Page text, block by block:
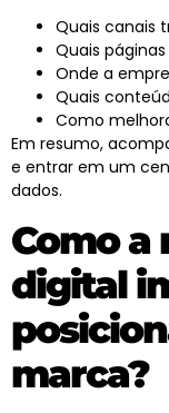
Quais canais
Quais
Onde a
Quais
Como
Em resumo,
e entrar em um
dados.
Como
digital
marca?